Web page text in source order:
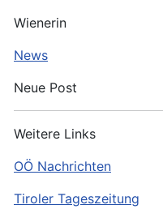
Wienerin
News
Neue Post
Weitere Links
OÖ Nachrichten
Tiroler Tageszeitung